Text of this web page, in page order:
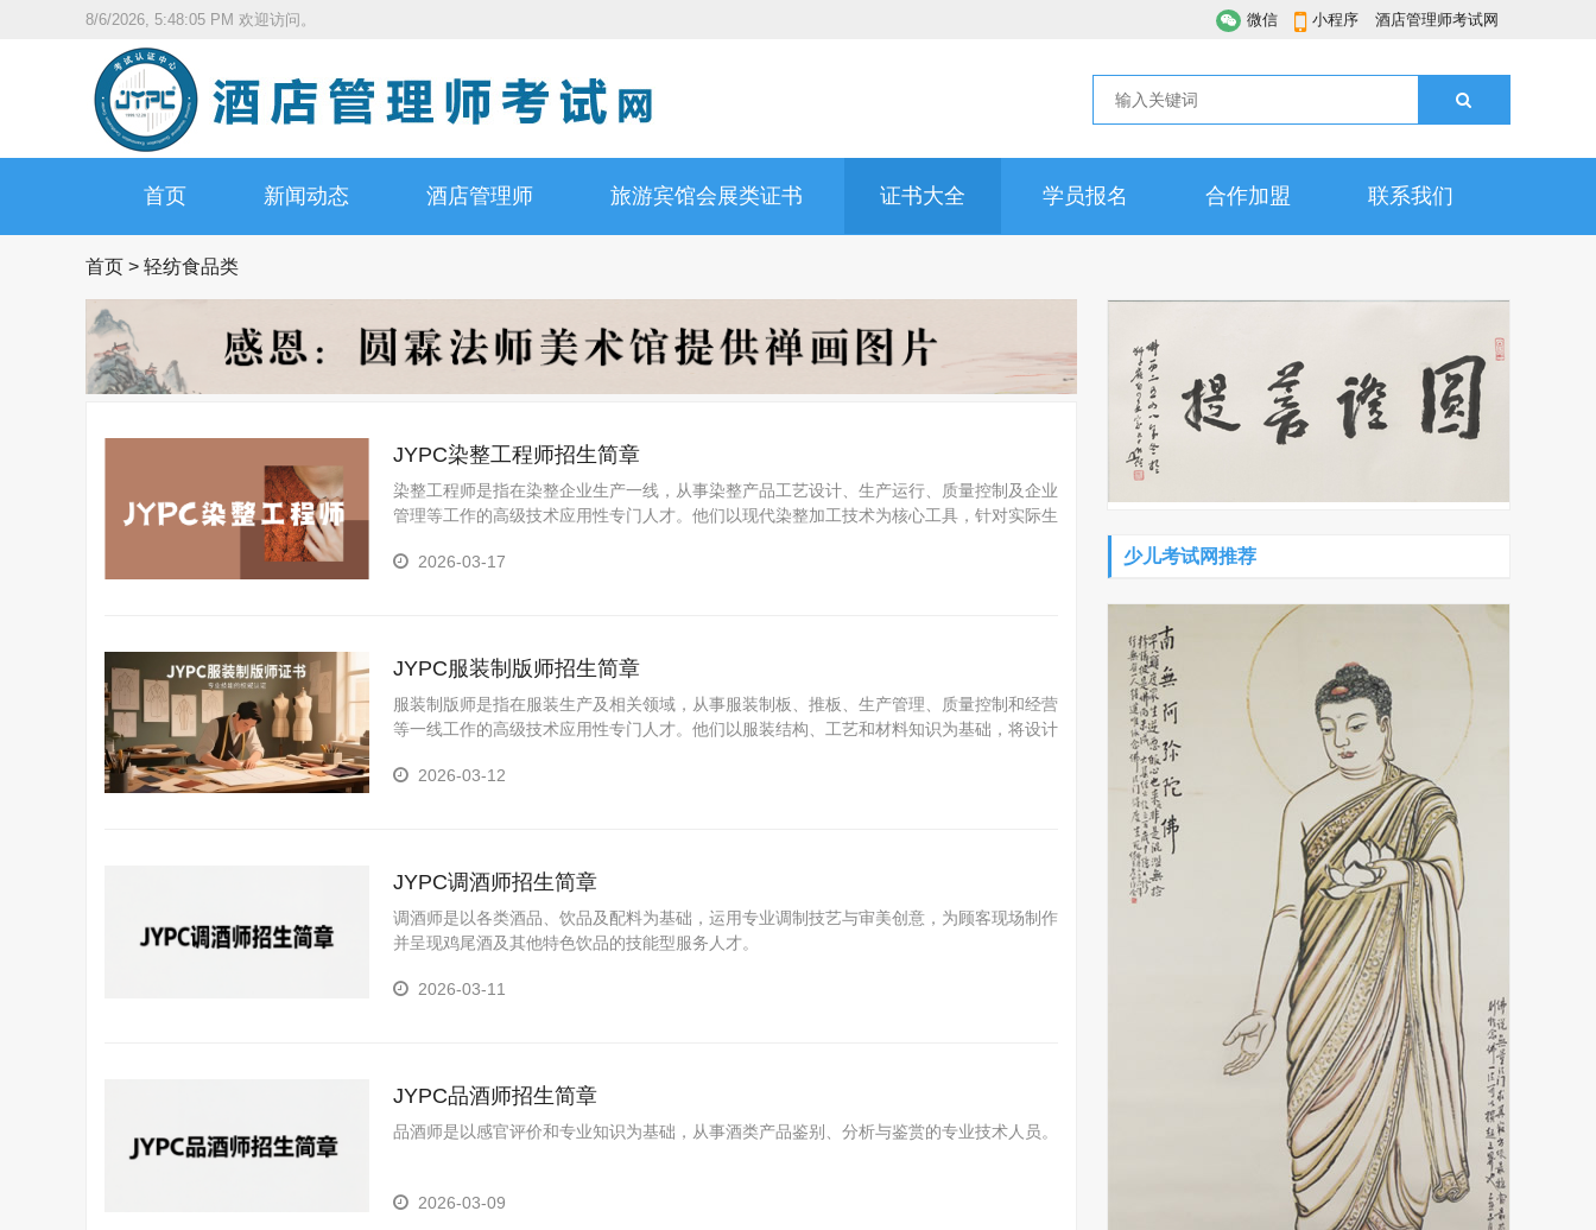
8/6/2026, 5:48:06 PM 欢迎访问。 微信 小程序 酒店管理师考试网
首页 新闻动态 酒店管理师 旅游宾馆会展类证书 证书大全 学员报名 合作加盟 联系我们
首页 > 轻纺食品类
JYPC染整工程师招生简章
染整工程师是指在染整企业生产一线，从事染整产品工艺设计、生产运行、质量控制及企业
管理等工作的高级技术应用性专门人才。他们以现代染整加工技术为核心工具，针对实际生
品既符合质量标准，又满足环保与成本要求。
2026-03-17
JYPC服装制版师招生简章
服装制版师是指在服装生产及相关领域，从事服装制板、推板、生产管理、质量控制和经营
等一线工作的高级技术应用性专门人才。他们以服装结构、工艺和材料知识为基础，将设计
构想与成品实现的关键技术环节。
2026-03-12
JYPC调酒师招生简章
调酒师是以各类酒品、饮品及配料为基础，运用专业调制技艺与审美创意，为顾客现场制作
并呈现鸡尾酒及其他特色饮品的技能型服务人才。
2026-03-11
JYPC品酒师招生简章
品酒师是以感官评价和专业知识为基础，从事酒类产品鉴别、分析与鉴赏的专业技术人员。
2026-03-09
少儿考试网推荐